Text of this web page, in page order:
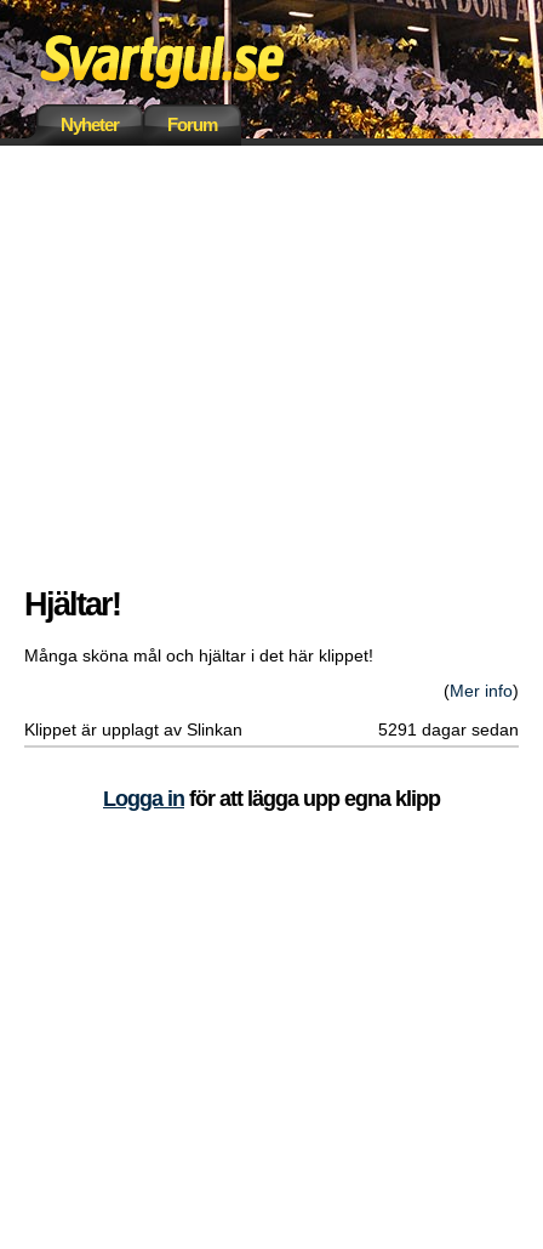
Nyheter Forum
Hjältar!
Många sköna mål och hjältar i det här klippet!
(Mer info)
Klippet är upplagt av Slinkan
5291 dagar sedan
Logga in för att lägga upp egna klipp